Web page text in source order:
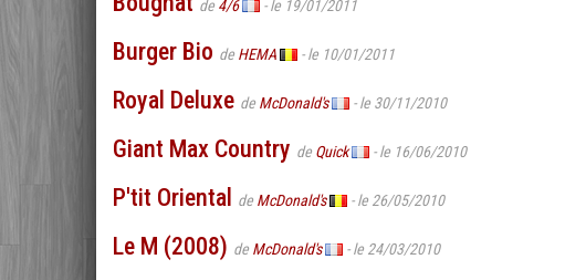
de 4/6 - le 19/01/2011
Burger Bio de HEMA - le 10/01/2011
Royal Deluxe de McDonald's - le 30/11/2010
Giant Max Country de Quick - le 16/06/2010
P'tit Oriental de McDonald's - le 26/05/2010
Le M (2008) de McDonald's - le 24/03/2010